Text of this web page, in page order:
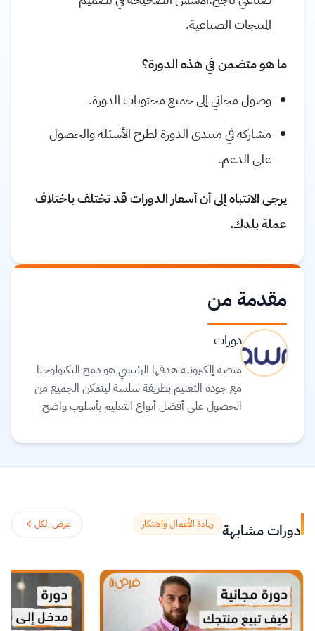
المنتجات الصناعية.
ما هو متضمن في هذه الدورة؟
وصول مجاني إلى جميع محتويات الدورة.
مشاركة في منتدى الدورة لطرح الأسئلة والحصول
على الدعم.
يرجى الانتباه إلى أن أسعار الدورات قد تختلف باختلاف
عملة بلدك.
مقدمة من
دورات
منصة إلكترونية هدفها الرئيسي هو دمج التكنولوجيا
مع جودة التعليم بطريقة سلسة ليتمكن الجميع من
الحصول على أفضل أنواع التعليم بأسلوب واضح
دورات مشابهة ريادة الأعمال والابتكار عرض الكل